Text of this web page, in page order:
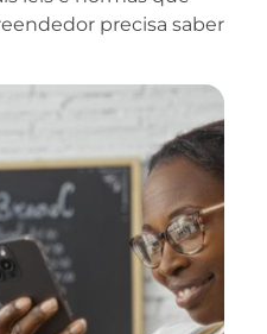
precisa saber